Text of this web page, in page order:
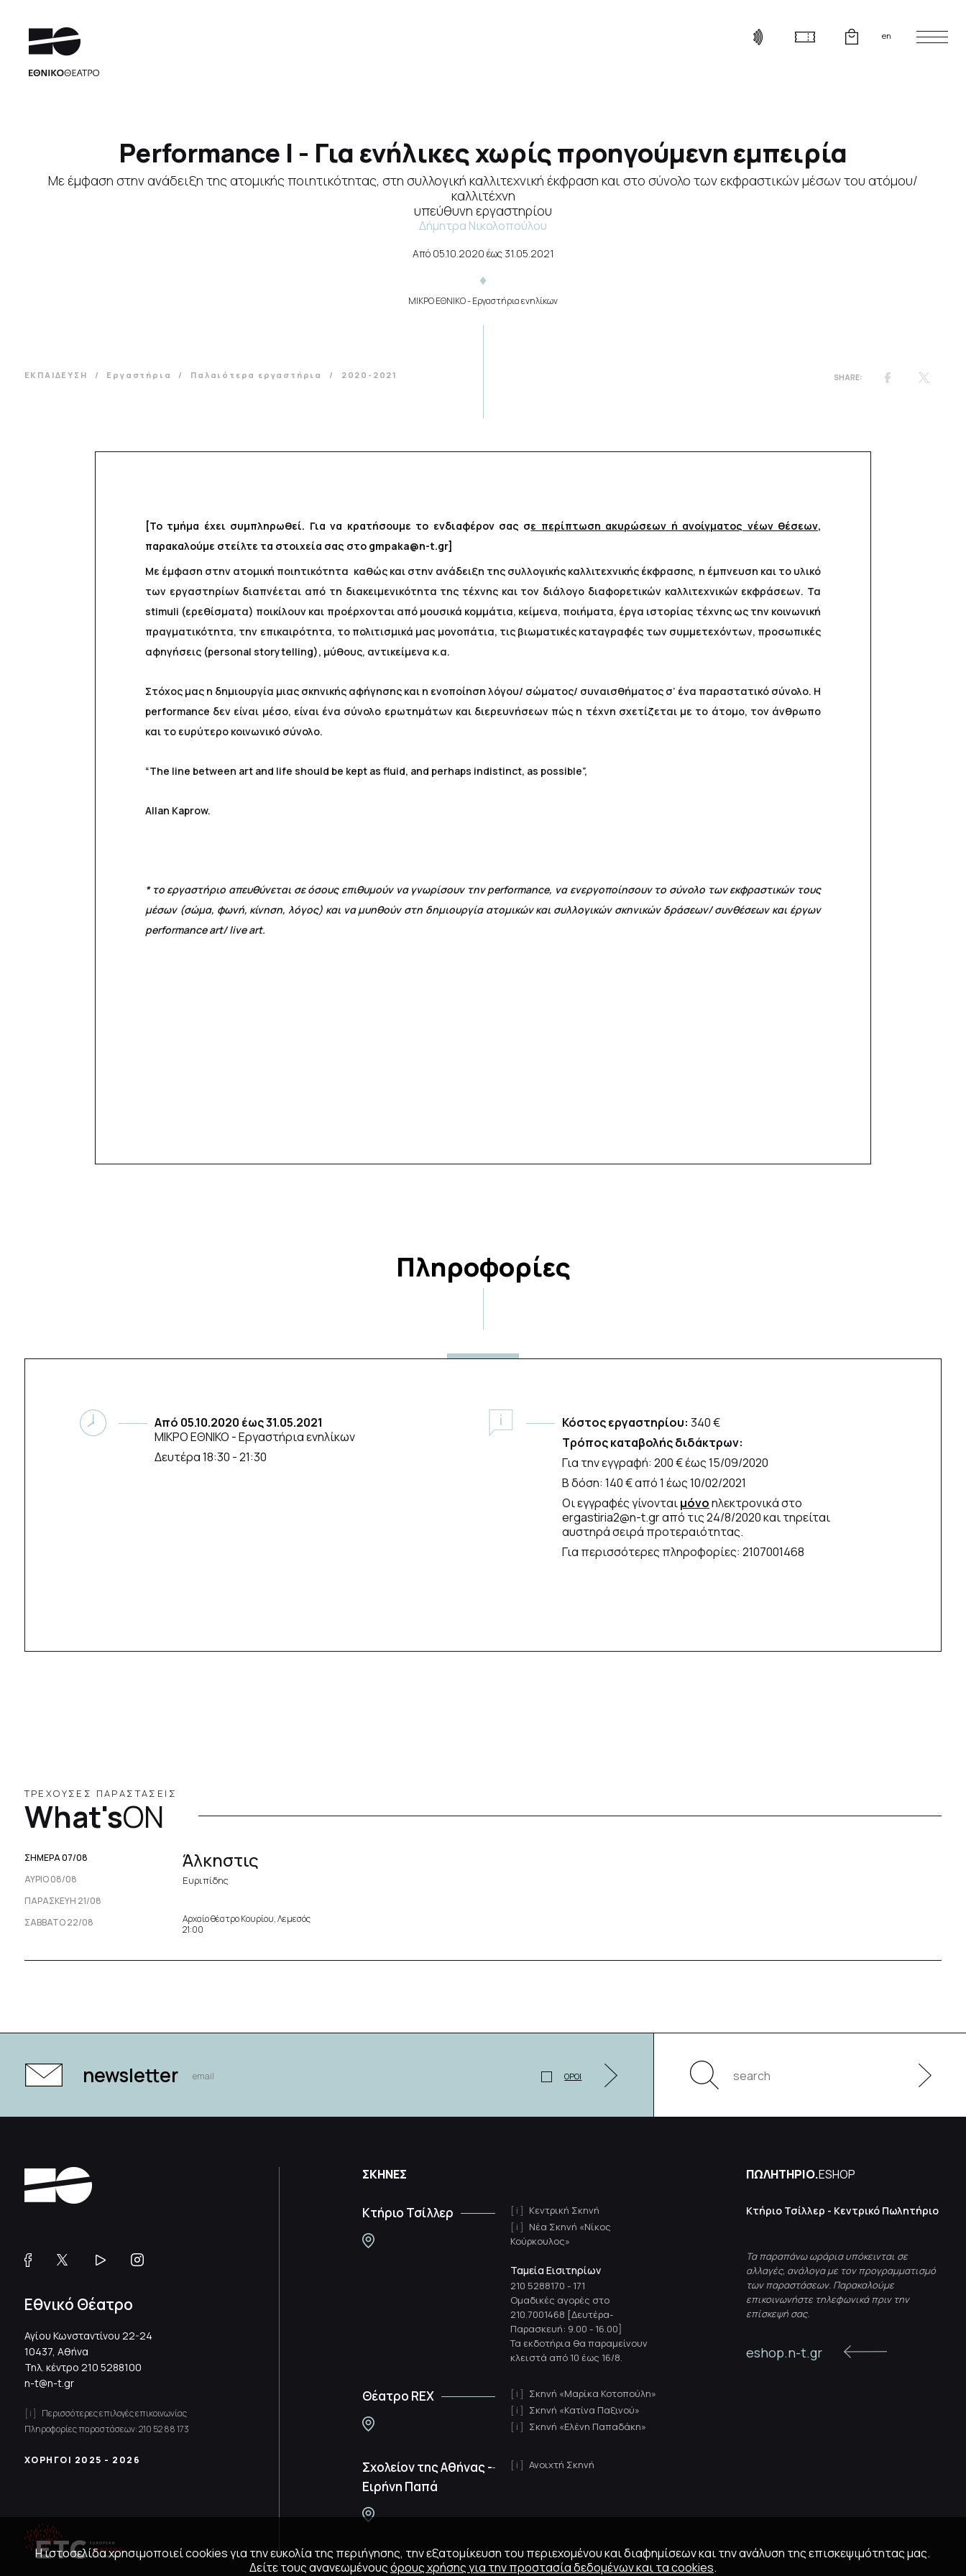
en
Performance I - Για ενήλικες χωρίς προηγούμενη εμπειρία
Με έμφαση στην ανάδειξη της ατομικής ποιητικότητας, στη συλλογική καλλιτεχνική έκφραση και στο σύνολο των εκφραστικών μέσων του ατόμου/
καλλιτέχνη
υπεύθυνη εργαστηρίου
Δήμητρα Νικολοπούλου
Από 05.10.2020 έως 31.05.2021
ΜΙΚΡΟ ΕΘΝΙΚΟ- Εργαστήρια ενηλίκων
ΕΚΠΑΙΔΕΥΣΗ Εργαστήρια Παλαιότερα εργαστήρια 2020-2021
[Το τμήμα έχει συμπληρωθεί. Για να κρατήσουμε το ενδιαφέρον σας σε περίπτωση ακυρώσεων ή ανοίγματος νέων θέσεων,
παρακαλούμε στείλτε τα στοιχεία σας στο gmpaka@n-t.gr]
Με έμφαση στην ατομική ποιητικότητα καθώς και στην ανάδειξη της συλλογικής καλλιτεχνικής έκφρασης, η έμπνευση και το υλικό
των εργαστηρίων διαπνέεται από τη διακειμενικότητα της τέχνης και τον διάλογο διαφορετικών καλλιτεχνικών εκφράσεων. Τα
stimuli (ερεθίσματα) ποικίλουν και προέρχονται από μουσικά κομμάτια, κείμενα, ποιήματα, έργα ιστορίας τέχνης ως την κοινωνική
πραγματικότητα, την επικαιρότητα, το πολιτισμικά μας μονοπάτια, τις βιωματικές καταγραφές των συμμετεχόντων, προσωπικές
αφηγήσεις (personal storytelling), μύθους, αντικείμενα κ.α.
Στόχος μας η δημιουργία μιας σκηνικής αφήγησης και η ενοποίηση λόγου/ σώματος/ συναισθήματος σ’ ένα παραστατικό σύνολο. H
performance δεν είναι μέσο, είναι ένα σύνολο ερωτημάτων και διερευνήσεων πώς η τέχνη σχετίζεται με το άτομο, τον άνθρωπο
και το ευρύτερο κοινωνικό σύνολο.
“The line between art and life should be kept as fluid, and perhaps indistinct, as possible”,
Allan Kaprow.
* το εργαστήριο απευθύνεται σε όσους επιθυμούν να γνωρίσουν τηνperformance, να ενεργοποίησουν το σύνολο των εκφραστικών τους
μέσων (σώμα, φωνή, κίνηση, λόγος) και να μυηθούν στη δημιουργία ατομικών και συλλογικών σκηνικών δράσεων/ συνθέσεων και έργων
performance art/live art.
Πληροφορίες
Από 05.10.2020 έως31.05.2021
ΜΙΚΡΟ ΕΘΝΙΚΟ - Εργαστήρια ενηλίκων
Δευτέρα 18:30 - 21:30
Κόστος εργαστηρίου: 340 €
Τρόπος καταβολής διδάκτρων:
Για την εγγραφή: 200 € έως 15/09/2020
Β δόση: 140 € από 1 έως 10/02/2021
Οι εγγραφές γίνονταιμόνοηλεκτρονικά στο
ergastiria2@n-t.gr από τις 24/8/2020 και τηρείται
αυστηρά σειρά προτεραιότητας.
Για περισσότερες πληροφορίες: 2107001468
ΤΡΕΧΟΥΣΕΣ ΠΑΡΑΣΤΑΣΕΙΣ
What'sON
ΣΗΜΕΡΑ 07/08
ΑΥΡΙΟ 08/08
ΠΑΡΑΣΚΕΥΉ 21/08
ΣΆΒΒΑΤΟ 22/08
Άλκηστις
Ευριπίδης
Αρχαίο θέατρο Κουρίου, Λεμεσός
21:00
newsletter ΟΡΟΙ
ΣΚΗΝΕΣ
Κτήριο Τσίλλερ
Κεντρική Σκηνή
Νέα Σκηνή «Νίκος
Κούρκουλος»
Ταμεία Εισιτηρίων
210 5288170 - 171
Ομαδικές αγορές στο
210.7001468 [Δευτέρα-
Παρασκευή: 9.00 - 16.00]
Τα εκδοτήρια θα παραμείνουν
κλειστά από 10 έως 16/8.
Θέατρο REX
Σκηνή «Μαρίκα Κοτοπούλη»
Σκηνή «Κατίνα Παξινού»
Σκηνή «Ελένη Παπαδάκη»
Σχολείον της Αθήνας -
Ειρήνη Παπά
Ανοιχτή Σκηνή
ΠΩΛΗΤΗΡΙΟ.ESHOP
Κτήριο Τσίλλερ - Κεντρικό Πωλητήριο
Τα παραπάνω ωράρια υπόκεινται σε
αλλαγές, ανάλογα με τον προγραμματισμό
των παραστάσεων. Παρακαλούμε
επικοινωνήστε τηλεφωνικά πριν την
επίσκεψή σας.
eshop.n-t.gr
Εθνικό Θέατρο
Αγίου Κωνσταντίνου 22-24
10437, Αθήνα
Τηλ. κέντρο 210 5288100
n-t@n-t.gr
Περισσότερες επιλογές επικοινωνίας
Πληροφορίες παραστάσεων:210 52 88 173
ΧΟΡΗΓΟΙ 2025 - 2026
Η ιστοσελίδα χρησιμοποιεί cookies για την ευκολία της περιήγησης, την εξατομίκευση του περιεχομένου και διαφημίσεων και την ανάλυση της επισκεψιμότητας μας.
Δείτε τους ανανεωμένουςόρους χρήσης για την προστασία δεδομένων και τα cookies.